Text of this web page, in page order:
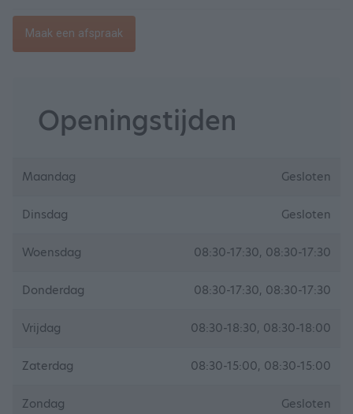
Maak een afspraak
Openingstijden
Maandag Gesloten
Dinsdag Gesloten
Woensdag 08:30-17:30, 08:30-17:30
Donderdag 08:30-17:30, 08:30-17:30
Vrijdag 08:30-18:30, 08:30-18:00
Zaterdag 08:30-15:00, 08:30-15:00
Zondag Gesloten